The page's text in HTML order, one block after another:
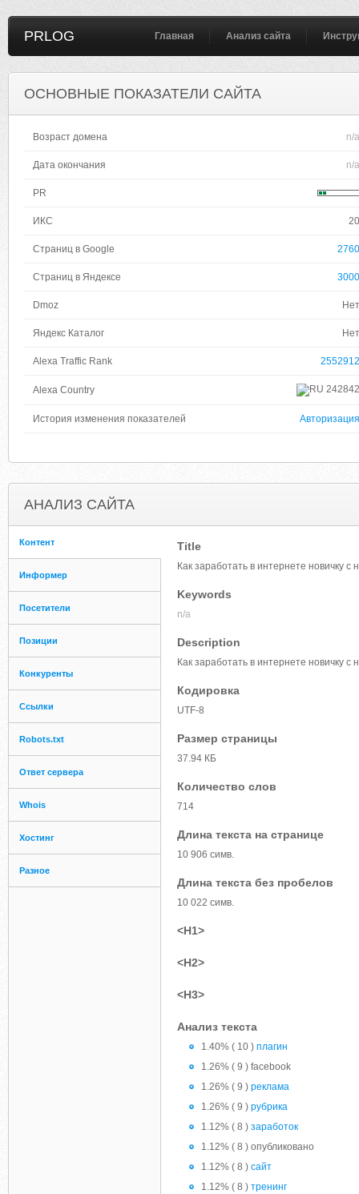
PRLOG Главная Анализ сайта
ОСНОВНЫЕ ПОКАЗАТЕЛИ САЙТА
Возраст домена n/a
Дата окончания n/a
PR
ИКС 20
Страниц в Google 2760
Страниц в Яндексе 3000
Dmoz Нет
Яндекс Каталог Нет
Alexa Traffic Rank 2552912
Alexa Country 242842
История изменения показателей Авторизация
АНАЛИЗ САЙТА
Контент
Информер
Посетители
Позиции
Конкуренты
Ссылки
Robots.txt
Ответ сервера
Whois
Хостинг
Разное
Title
Как заработать в интернете новичку с
Keywords
n/a
Description
Как заработать в интернете новичку с
Кодировка
UTF-8
Размер страницы
37.94 КБ
Количество слов
714
Длина текста на странице
10 906 симв.
Длина текста без пробелов
10 022 симв.
<H1>
<H2>
<H3>
Анализ текста
1.40% ( 10 ) плагин
1.26% ( 9 ) facebook
1.26% ( 9 ) реклама
1.26% ( 9 ) рубрика
1.12% ( 8 ) заработок
1.12% ( 8 ) опубликовано
1.12% ( 8 ) сайт
1.12% ( 8 ) тренинг